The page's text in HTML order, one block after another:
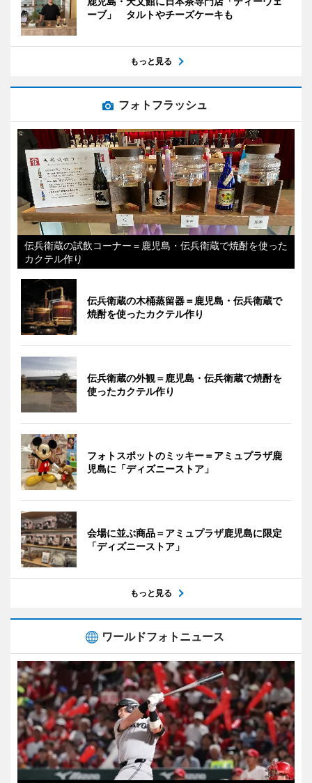
ーブ」 タルトやチーズケーキも
もっと見る
フォトフラッシュ
伝兵衛蔵の試飲コーナー＝鹿児島・伝兵衛蔵で焼酎を使った
カクテル作り
伝兵衛蔵の木桶蒸留器＝鹿児島・伝兵衛蔵で
焼酎を使ったカクテル作り
伝兵衛蔵の外観＝鹿児島・伝兵衛蔵で焼酎を
使ったカクテル作り
フォトスポットのミッキー＝アミュプラザ鹿
児島に「ディズニーストア」
会場に並ぶ商品＝アミュプラザ鹿児島に限定
「ディズニーストア」
もっと見る
ワールドフォトニュース